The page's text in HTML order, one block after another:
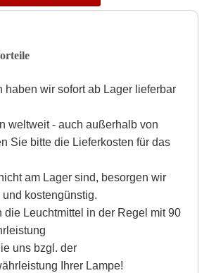
haben wir sofort ab Lager lieferbar
weltweit - auch außerhalb von
Sie bitte die Lieferkosten für das
am Lager sind, besorgen wir
und kostengünstig.
die Leuchtmittel in der Regel mit 90
uns bzgl. der
Ihrer Lampe!